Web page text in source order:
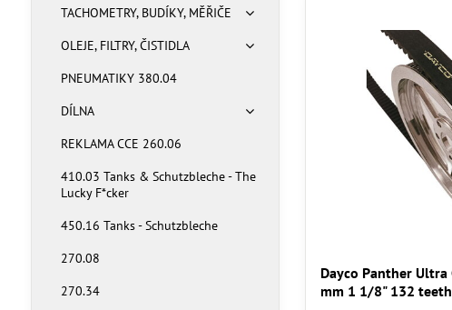
Dayco Panther Ultra
mm 1 1/8" 132 teeth
TACHOMETRY, BUDÍKY, MĚŘIČE
OLEJE, FILTRY, ČISTIDLA
PNEUMATIKY 380.04
DÍLNA
REKLAMA CCE 260.06
410.03 Tanks & Schutzbleche - The
Lucky F*cker
450.16 Tanks - Schutzbleche
270.08
270.34